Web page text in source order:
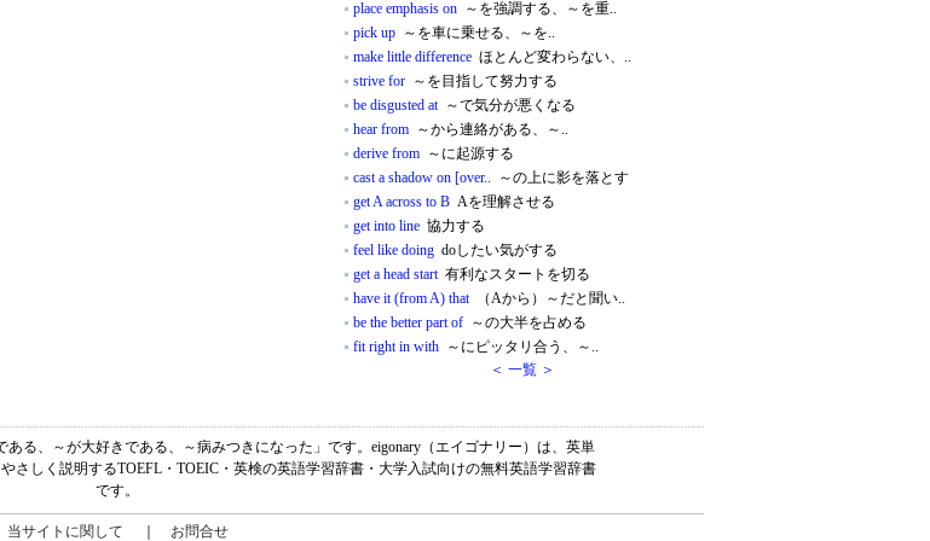
place emphasis on ～を強調する、～を重..
pick up ～を車に乗せる、～を..
make little difference ほとんど変わらない、..
strive for ～を目指して努力する
be disgusted at～で気分が悪くなる
hear from ～から連絡がある、～..
derive from ～に起源する
cast a shadow on [over.. ～の上に影を落とす
get A across to B Aを理解させる
get into line 協力する
feel like doing doしたい気がする
get a head start有利なスタートを切る
have it (from A) that（Aから）～だと聞い..
be the better part of ～の大半を占める
fit right in with ～にピッタリ合う、～..
＜ 一覧 ＞
ある、～が大好きである、～病みつきになった」です。eigonary（エイゴナリー）は、英単
さしく説明するTOEFL・TOEIC・英検の英語学習辞書・大学入試向けの無料英語学習辞書
です。
当サイトに関して お問合せ